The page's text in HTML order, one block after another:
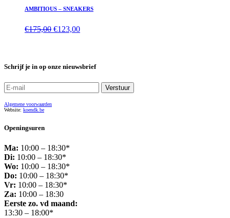
AMBITIOUS – SNEAKERS
€175,00 €123,00
Schrijf je in op onze nieuwsbrief
Algemene voorwaarden
Website: koendk.be
Openingsuren
Ma: 10:00 – 18:30*
Di: 10:00 – 18:30*
Wo: 10:00 – 18:30*
Do: 10:00 – 18:30*
Vr: 10:00 – 18:30*
Za: 10:00 – 18:30
Eerste zo. vd maand:
13:30 – 18:00*